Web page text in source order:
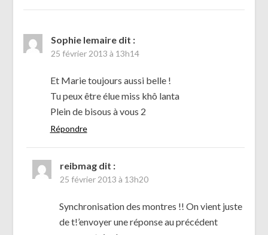
Sophie lemaire dit :
25 février 2013 à 13h14
Et Marie toujours aussi belle !
Tu peux être élue miss khô lanta
Plein de bisous à vous 2
Répondre
reibmag dit :
25 février 2013 à 13h20
Synchronisation des montres !! On vient juste
de t!’envoyer une réponse au précédent